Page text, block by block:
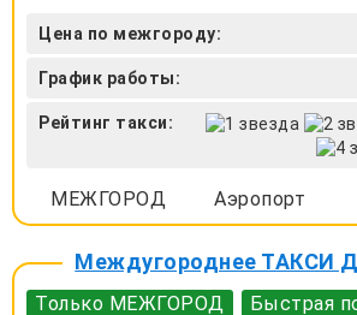
Цена по межгороду:
График работы:
Рейтинг такси:
МЕЖГОРОД Аэропорт
Междугороднее ТАКСИ
Только МЕЖГОРОД
Быстрая